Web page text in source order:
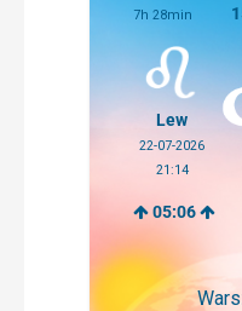
7h 28min
Lew
22-07-2026
21:14
05:06